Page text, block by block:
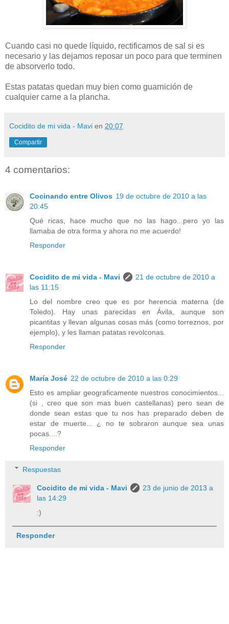
Cuando casi no quede líquido, rectificamos de sal si es
necesario y las dejamos reposar un poco para que terminen
de absorverlo todo.
Estas patatas quedan muy bien como guarnición de
cualquier carne a la plancha.
Cocidito de mi vida - Mavi en 20:07
Compartir
4 comentarios:
Cocinando entre Olivos 19 de octubre de 2010 a las
20:45
Qué ricas, hace mucho que no las hago...pero yo las
llamaba de otra forma y ahora no me acuerdo!
Responder
Cocidito de mi vida - Mavi
21 de octubre de 2010 a
las 11:15
Lo del nombre creo que es por herencia materna (de
Toledo). Hay unas parecidas en Ávila, aunque son
picantitas y llevan algunas cosas más (como torreznos, por
ejemplo), y les llaman patatas revolconas.
Responder
María José 22 de octubre de 2010 a las 0:29
Esto es ampliar geograficamente nuestros conocimientos...
(si , creo que son mas buen castellanas) pero sean de
donde sean estas que tu nos has preparado deben de
estar de muerte... ¿ no te sobraron aunque sea unas
pocas....?
Responder
Respuestas
Cocidito de mi vida - Mavi
23 de junio de 2013 a
las 14:29
:)
Responder